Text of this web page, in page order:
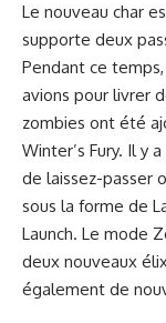
Le nouveau char
supporte deux
Pendant ce
avions pour livrer
zombies ont été
Winter’s Fury. Il y
de laissez-passer
sous la forme de
Launch. Le mode
deux nouveaux
également de